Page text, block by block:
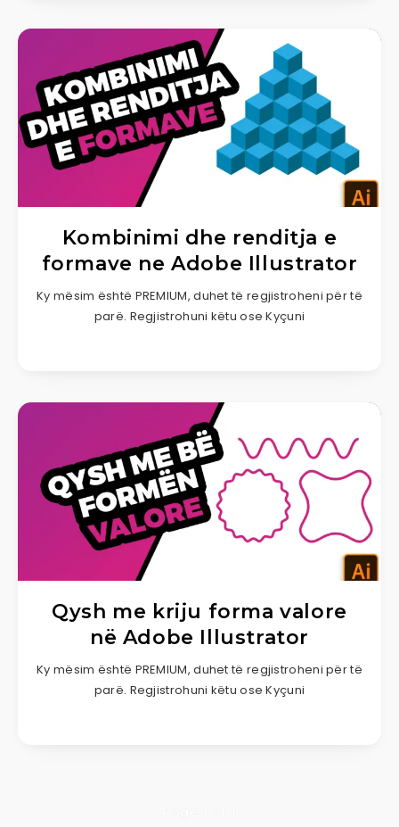
Kombinimi dhe renditja e
formave ne Adobe Illustrator
Ky mësim është PREMIUM, duhet të regjistroheni për të
parë. Regjistrohuni këtu ose Kyçuni
Qysh me kriju forma valore
në Adobe Illustrator
Ky mësim është PREMIUM, duhet të regjistroheni për të
parë. Regjistrohuni këtu ose Kyçuni